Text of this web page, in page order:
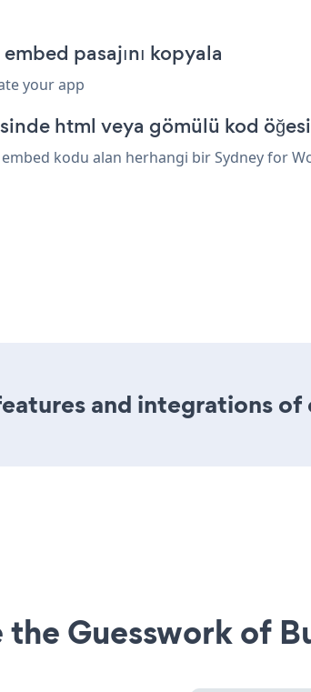
pasajını kopyala
your app
html veya gömülü kod
kodu alan herhangi bir Sydney for
and integrations of
the Guesswork of